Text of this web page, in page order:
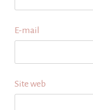
E-mail
Site web